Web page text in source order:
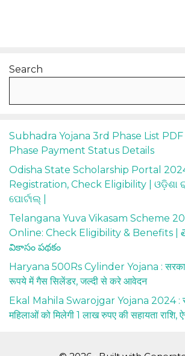
Search
Subhadra Yojana 3rd Phase List
Phase Payment Status Details
Odisha State Scholarship Portal
Registration, Check Eligibility | ଓଡ଼ିଶା
ପୋର୍ଟାଲ୍ |
Telangana Yuva Vikasam Scheme
Online: Check Eligibility & Benefits
వికాసం పథకం
Haryana 500Rs Cylinder Yojana : सरकार
रूपये में गैस सिलेंडर, जल्दी से करे आवेदन
Ekal Mahila Swarojgar Yojana 2024 :
महिलाओं को मिलेगी 1 लाख रुपए की सहायता राशि,